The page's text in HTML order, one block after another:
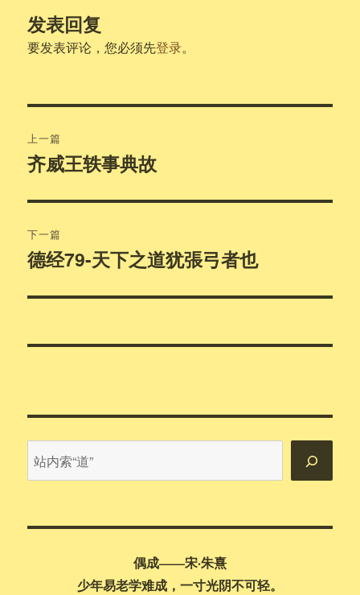
发表回复
要发表评论，您必须先登录。
章
航
上一篇
上
文
章：
齐威王轶事典故
下一篇
下
文
德经79-天下之道犹張弓者也
内
偶成——宋·朱熹
少年易老学难成，一寸光阴不可轻。